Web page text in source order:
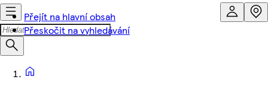
Přejít na hlavní obsah
Přeskočit na vyhledávání